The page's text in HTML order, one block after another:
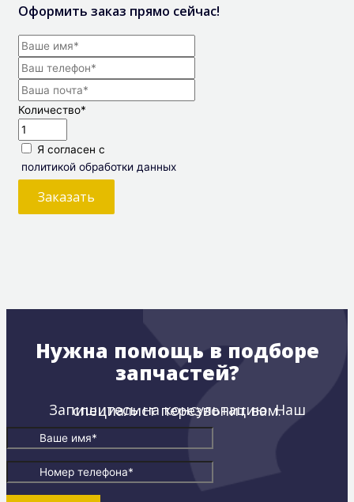
Оформить заказ прямо сейчас!
Количество*
Я согласен с
политикой обработки данных
Заказать
Нужна помощь в подборе
запчастей?
Запишитесь на консультацию. Наш специалист перезвонит вам.